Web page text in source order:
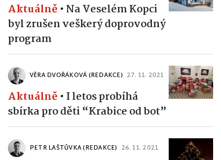
Aktuálně • Na Veselém Kopci
byl zrušen veškerý doprovodný
program
VĚRA DVOŘÁKOVÁ (REDAKCE) 27. 11. 2021
Aktuálně • I letos probíhá
sbírka pro děti “Krabice od bot”
PETR LAŠTŮVKA (REDAKCE) 26. 11. 2021